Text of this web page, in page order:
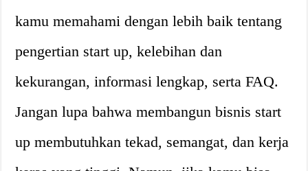
kamu memahami dengan lebih baik tentang
pengertian start up, kelebihan dan
kekurangan, informasi lengkap, serta FAQ.
Jangan lupa bahwa membangun bisnis start
up membutuhkan tekad, semangat, dan kerja